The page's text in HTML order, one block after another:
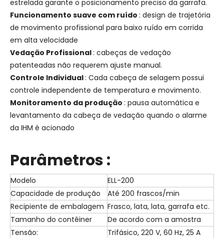
estrelada garante o posicionamento preciso da garrafa.
Funcionamento suave com ruído : design de trajetória
de movimento profissional para baixo ruído em corrida
em alta velocidade
Vedação Profissional: cabeças de vedação
patenteadas não requerem ajuste manual.
Controle Individual: Cada cabeça de selagem possui
controle independente de temperatura e movimento.
Monitoramento da produção : pausa automática e
levantamento da cabeça de vedação quando o alarme
da IHM é acionado
Parâmetros:
Modelo
ELL-200
Capacidade de produção
Até 200 frascos/min
Recipiente de embalagem Frasco, lata, lata, garrafa etc.
Tamanho do contêiner
De acordo com a amostra
Tensão:
Trifásico, 220 V, 60 Hz, 25 A